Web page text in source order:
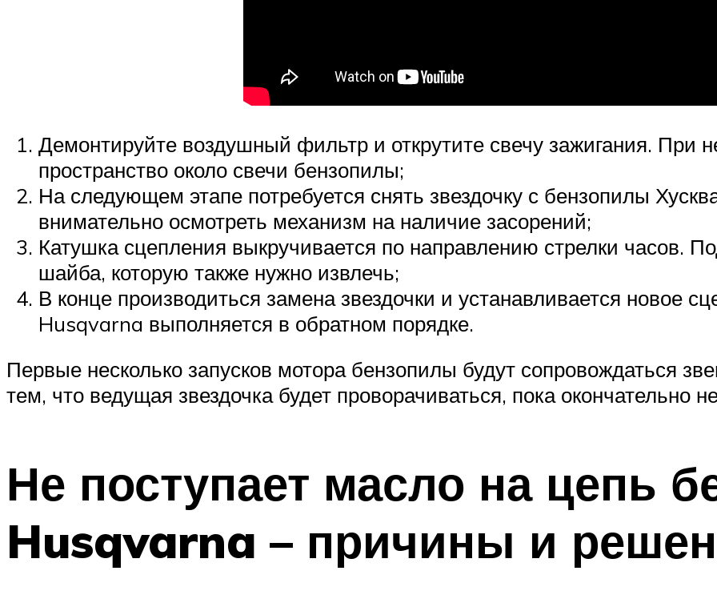
Демонтируйте воздушный фильтр и открутите свечу зажигания. При
пространство около свечи бензопилы;
На следующем этапе потребуется снять звездочку с бензопилы
внимательно осмотреть механизм на наличие засорений;
Катушка сцепления выкручивается по направлению стрелки часов.
шайба, которую также нужно извлечь;
В конце производиться замена звездочки и устанавливается новое
Husqvarna выполняется в обратном порядке.
Первые несколько запусков мотора бензопилы будут сопровождаться
тем, что ведущая звездочка будет проворачиваться, пока окончательно
Не поступает масло на цепь
Husqvarna – причины и